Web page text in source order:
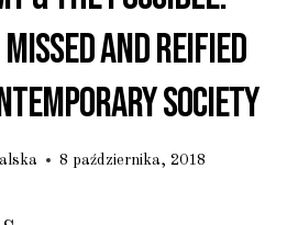
And Reified
Society
8 października, 2018